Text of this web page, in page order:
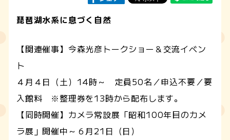
琵琶湖水系に息づく自然
【関連催事】今森光彦トークショー＆交流イベン
ト
４月４日（土）14時～ 定員50名／申込不要／要
入館料 ※整理券を13時から配布します。
【同時開催】カメラ常設展「昭和100年目のカメ
ラ展」開催中～６月21日（日）